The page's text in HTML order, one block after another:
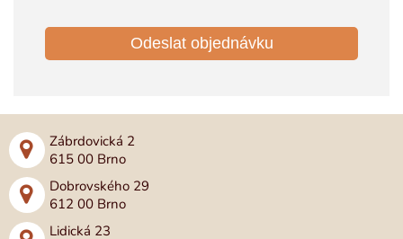
Odeslat objednávku
Zábrdovická 2
615 00 Brno
Dobrovského 29
612 00 Brno
Lidická 23